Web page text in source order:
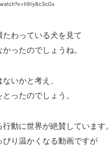
わっている犬を見て
ったのでしょうね。
いかと考え、
ったのでしょう。
動に世界が絶賛しています。
り温かくなる動画ですが